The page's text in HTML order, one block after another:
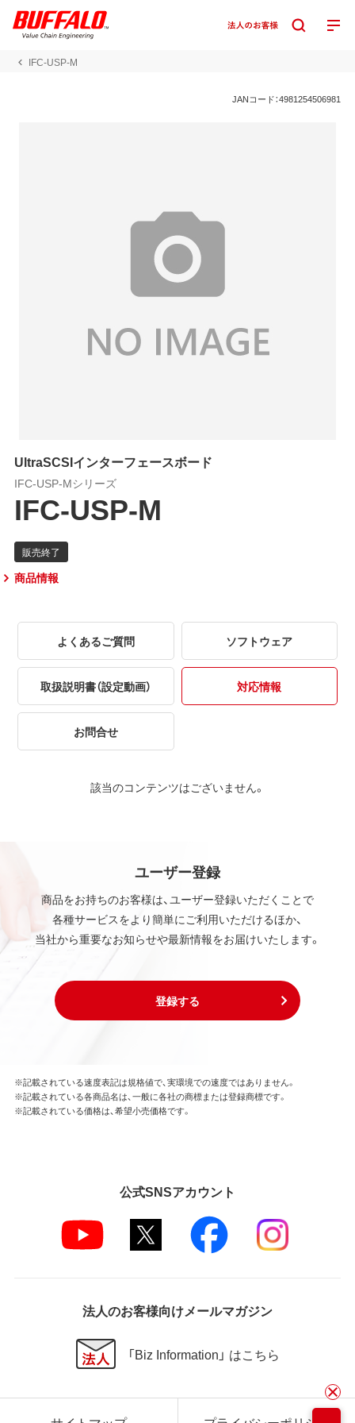
IFC-USP-M
JANコード：4981254506981
UltraSCSIインターフェースボード
IFC-USP-Mシリーズ
IFC-USP-M
商品情報
よくあるご質問 ソフトウェア
取扱説明書（設定動画） 対応情報
お問合せ
該当のコンテンツはございません。
ユーザー登録
商品をお持ちのお客様は、ユーザー登録いただくことで
各種サービスをより簡単にご利用いただけるほか、
当社から重要なお知らせや最新情報をお届けいたします。
登録する
※記載されている速度表記は規格値で、実環境での速度ではありません。
※記載されている各商品名は、一般に各社の商標または登録商標です。
※記載されている価格は、希望小売価格です。
公式SNSアカウント
法人のお客様向けメールマガジン
「Biz Information」 はこちら